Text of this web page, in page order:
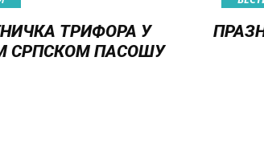
ТРИФОРА У
СРПСКОМ ПАСОШУ